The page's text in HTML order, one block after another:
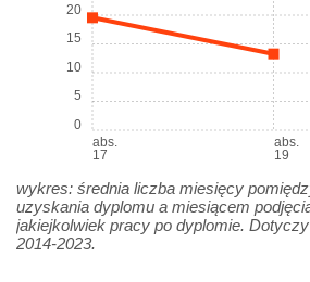
abs.
17
abs.
19
0
5
10
15
20
wykres: średnia liczba miesięcy
uzyskania dyplomu a miesiącem
jakiejkolwiek pracy po dyplomie.
2014-2023.